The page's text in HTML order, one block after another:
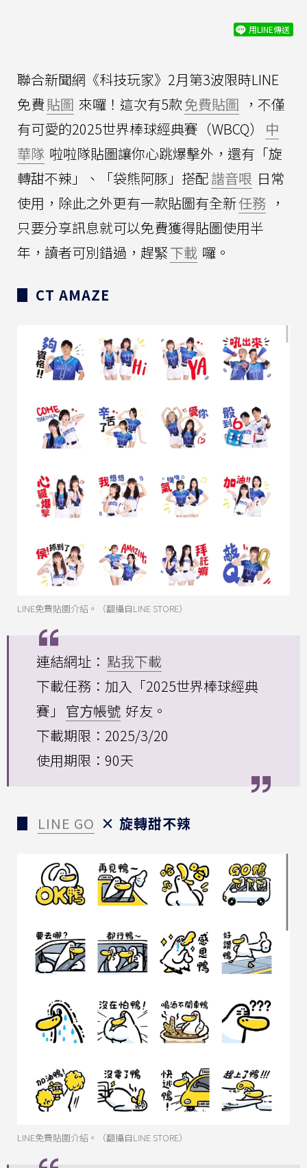
用LINE傳送
聯合新聞網《科技玩家》2月第3波限時LINE
免費貼圖 來囉！這次有5款免費貼圖 ，不僅
有可愛的2025世界棒球經典賽（WBCQ）
中
華隊 啦啦隊貼圖讓你心跳爆擊外，還有「旋
轉甜不辣」、「袋熊阿豚」搭配諧音哏 日常
使用，除此之外更有一款貼圖有全新任務 ，
只要分享訊息就可以免費獲得貼圖使用半
年，讀者可別錯過，趕緊下載 囉。
▊ CT AMAZE
LINE免費貼圖介紹。（翻攝自LINE STORE）
連結網址： 點我下載
下載任務：加入「2025世界棒球經典
賽」 官方帳號 好友。
下載期限：2025/3/20
使用期限：90天
▊ LINE GO × 旋轉甜不辣
LINE免費貼圖介紹。（翻攝自LINE STORE）